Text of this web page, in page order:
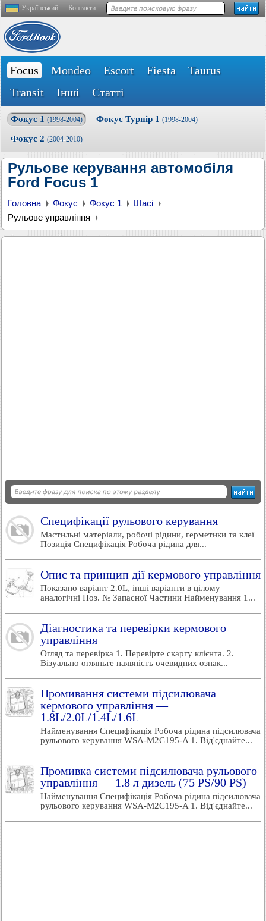
Український Контакти
Focus Mondeo Escort Fiesta
Taurus
Transit
Інші Статті
Фокус 1 (1998-2004) Фокус Турнір 1 (1998-2004)
Фокус 2 (2004-2010)
Рульове керування автомобіля
Ford Focus 1
Головна Фокус Фокус 1
Шасі
Рульове управління
Специфікації рульового керування
Мастильні матеріали, робочі рідини, герметики та клеї
Позиція Специфікація Робоча рідина для...
Опис та принцип дії кермового управління
Показано варіант 2.0L, інші варіанти в цілому
аналогічні Поз. № Запасної Частини Найменування 1...
Діагностика та перевірки кермового
управління
Огляд та перевірка 1. Перевірте скаргу клієнта. 2.
Візуально огляньте наявність очевидних ознак...
Промивання системи підсилювача
кермового управління —
1.8L/2.0L/1.4L/1.6L
Найменування Специфікація Робоча рідина підсилювача
рульового керування WSA-M2C195-A 1. Від'єднайте...
Промивка системи підсилювача рульового
управління — 1.8 л дизель (75 PS/90 PS)
Найменування Специфікація Робоча рідина підсилювача
рульового керування WSA-M2C195-A 1. Від'єднайте...